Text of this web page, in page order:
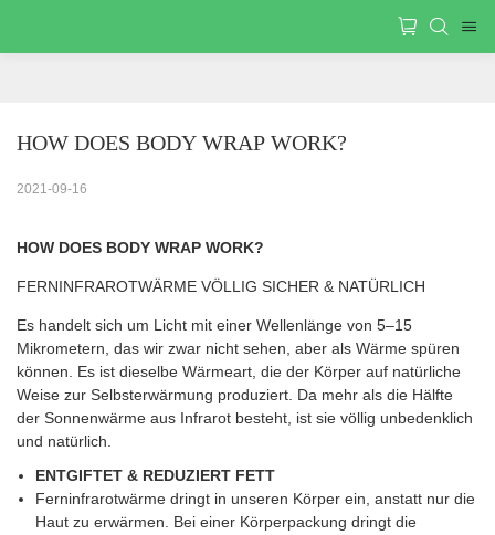
HOW DOES BODY WRAP WORK?
2021-09-16
HOW DOES BODY WRAP WORK?
FERNINFRAROTWÄRME VÖLLIG SICHER & NATÜRLICH
Es handelt sich um Licht mit einer Wellenlänge von 5–15
Mikrometern, das wir zwar nicht sehen, aber als Wärme spüren
können. Es ist dieselbe Wärmeart, die der Körper auf natürliche
Weise zur Selbsterwärmung produziert. Da mehr als die Hälfte
der Sonnenwärme aus Infrarot besteht, ist sie völlig unbedenklich
und natürlich.
ENTGIFTET & REDUZIERT FETT
Ferninfrarotwärme dringt in unseren Körper ein, anstatt nur die
Haut zu erwärmen. Bei einer Körperpackung dringt die